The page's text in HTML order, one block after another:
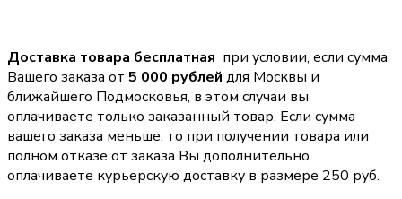
Доставка товара бесплатная при условии, если сумма
Вашего заказа от 5 000 рублей для Москвы и
ближайшего Подмосковья, в этом случаи вы
оплачиваете только заказанный товар. Если сумма
вашего заказа меньше, то при получении товара или
полном отказе от заказа Вы дополнительно
оплачиваете курьерскую доставку в размере 250 руб.